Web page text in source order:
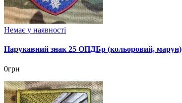
Немає у наявності
Нарукавний знак 25 ОПДБр (кольоровий, марун)
0грн